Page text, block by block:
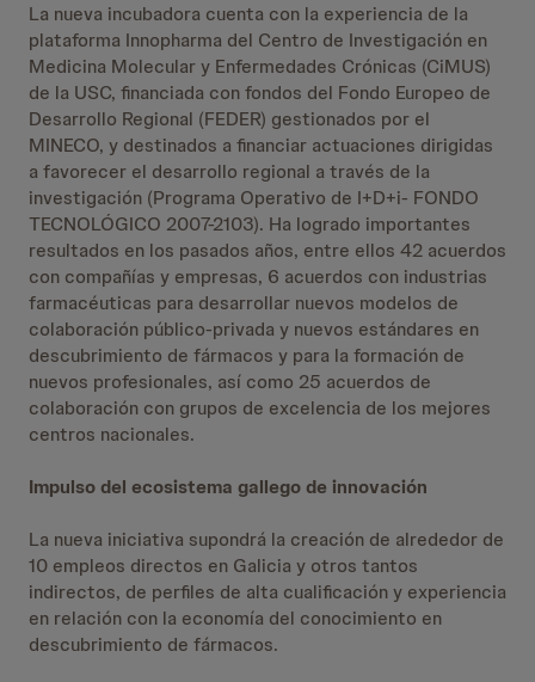
La nueva incubadora cuenta con la experiencia de la
plataforma Innopharma del Centro de Investigación en
Medicina Molecular y Enfermedades Crónicas (CiMUS)
de la USC, financiada con fondos del Fondo Europeo de
Desarrollo Regional (FEDER) gestionados por el
MINECO, y destinados a financiar actuaciones dirigidas
a favorecer el desarrollo regional a través de la
investigación (Programa Operativo de I+D+i- FONDO
TECNOLÓGICO 2007-2103). Ha logrado importantes
resultados en los pasados años, entre ellos 42 acuerdos
con compañías y empresas, 6 acuerdos con industrias
farmacéuticas para desarrollar nuevos modelos de
colaboración público-privada y nuevos estándares en
descubrimiento de fármacos y para la formación de
nuevos profesionales, así como 25 acuerdos de
colaboración con grupos de excelencia de los mejores
centros nacionales.
Impulso del ecosistema gallego de innovación
La nueva iniciativa supondrá la creación de alrededor de
10 empleos directos en Galicia y otros tantos
indirectos, de perfiles de alta cualificación y experiencia
en relación con la economía del conocimiento en
descubrimiento de fármacos.